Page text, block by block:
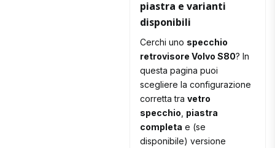
piastra e varianti
disponibili
Cerchi uno specchio
retrovisore Volvo S80? In
questa pagina puoi
scegliere la configurazione
corretta travetro
specchio piastra
completa e (se
disponibile) versione